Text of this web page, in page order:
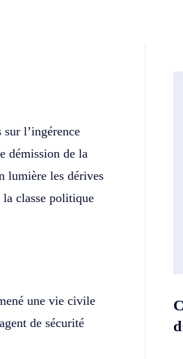
l’ingérence
démission de la
lumière les dérives
classe politique
une vie civile
de sécurité